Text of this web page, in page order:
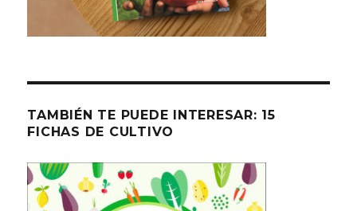
TAMBIÉN TE PUEDE INTERESAR: 15
FICHAS DE CULTIVO